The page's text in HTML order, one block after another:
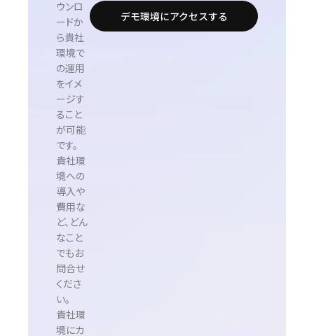
ウンロ
ードか
ら貴社
環境で
の運用
をイメ
ージす
ること
が可能
です。
貴社環
境への
導入や
費用な
ど、どん
なこと
でもお
問合せ
くださ
い。
貴社環
境にカ
デモ環境にアクセスする